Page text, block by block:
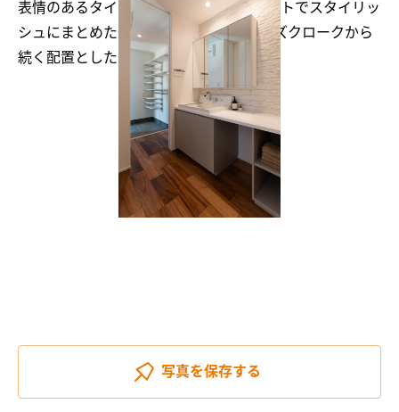
表情のあるタイルと、グレージュ×ホワイトでスタイリッ
シュにまとめた造作洗面化粧台。シューズクロークから
続く配置とした
写真を保存する